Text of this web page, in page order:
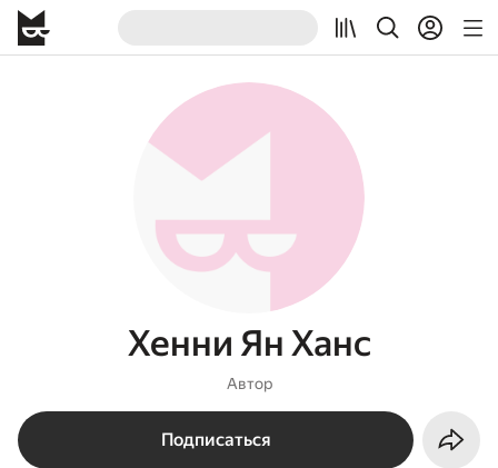
Хенни Ян Ханс
Автор
Подписаться